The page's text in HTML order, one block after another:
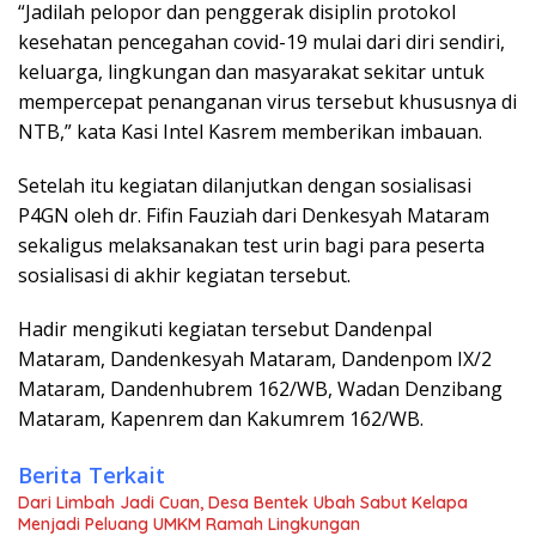
“Jadilah pelopor dan penggerak disiplin protokol
kesehatan pencegahan covid-19 mulai dari diri sendiri,
keluarga, lingkungan dan masyarakat sekitar untuk
mempercepat penanganan virus tersebut khususnya di
NTB,” kata Kasi Intel Kasrem memberikan imbauan.
Setelah itu kegiatan dilanjutkan dengan sosialisasi
P4GN oleh dr. Fifin Fauziah dari Denkesyah Mataram
sekaligus melaksanakan test urin bagi para peserta
sosialisasi di akhir kegiatan tersebut.
Hadir mengikuti kegiatan tersebut Dandenpal
Mataram, Dandenkesyah Mataram, Dandenpom IX/2
Mataram, Dandenhubrem 162/WB, Wadan Denzibang
Mataram, Kapenrem dan Kakumrem 162/WB.
Berita Terkait
Dari Limbah Jadi Cuan, Desa Bentek Ubah Sabut Kelapa
Menjadi Peluang UMKM Ramah Lingkungan